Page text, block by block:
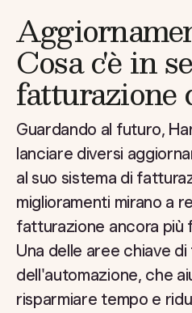
Cosa c'è in
fatturazione
Guardando al futuro,
lanciare diversi
al suo sistema di
miglioramenti mirano a
fatturazione ancora più
Una delle aree chiave
dell'automazione, che
risparmiare tempo e